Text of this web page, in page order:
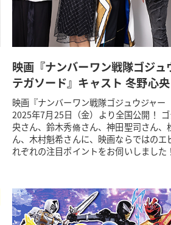
映画『ナンバーワン戦隊ゴジ
テガソード』キャスト 冬野心
映画『ナンバーワン戦隊ゴジュウジャ
2025年7月25日（金）より全国公開！
央さん、鈴木秀脩さん、神田聖司さん、
ん、木村魁希さんに、映画ならではのエ
れぞれの注目ポイントをお伺いしました！